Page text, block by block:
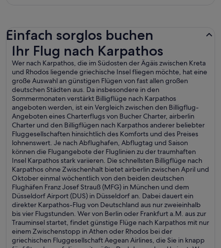
Einfach sorglos buchen
Ihr Flug nach Karpathos
Wer nach Karpathos, die im Südosten der Ägäis zwischen Kreta
und Rhodos liegende griechische Insel fliegen möchte, hat eine
große Auswahl an günstigen Flügen von fast allen großen
deutschen Städten aus. Da insbesondere in den
Sommermonaten verstärkt Billigflüge nach Karpathos
angeboten werden, ist ein Vergleich zwischen den Billigflug-
Angeboten eines Charterflugs von Bucher Charter, airberlin
Charter und den Billigflügen nach Karpathos anderer beliebter
Fluggesellschaften hinsichtlich des Komforts und des Preises
lohnenswert. Je nach Abflughafen, Abflugtag und Saison
können die Flugangebote der Fluglinien zu der traumhaften
Insel Karpathos stark variieren. Die schnellsten Billigflüge nach
Karpathos ohne Zwischenhalt bietet airberlin zwischen April und
Oktober einmal wöchentlich von den beiden deutschen
Flughäfen Franz Josef Strauß (MFG) in München und dem
Düsseldorf Airport (DUS) in Düsseldorf an. Dabei dauert ein
direkter Karpathos-Flug von Deutschland aus nur zweieinhalb
bis vier Flugstunden. Wer von Berlin oder Frankfurt a.M. aus zur
Trauminsel startet, findet günstige Flüge nach Karpathos mit nur
einem Zwischenstopp in Athen oder Rhodos bei der
griechischen Fluggesellschaft Aegean Airlines, die Sie in knapp
Ihr Flug nach Karpathos